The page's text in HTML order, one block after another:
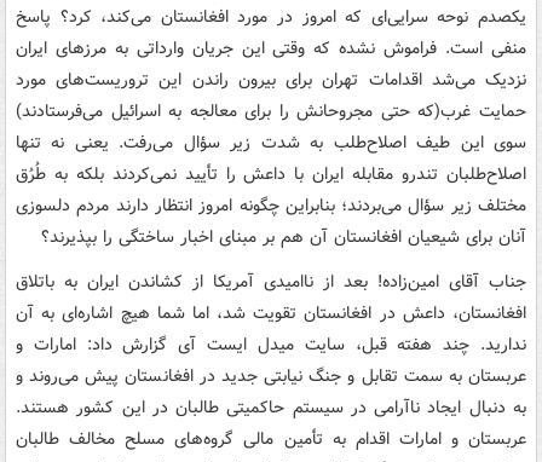
یکصدم نوحه سرایی‌ای که امروز در مورد افغانستان می‌کند، کرد؟ پاسخ
منفی است. فراموش نشده که وقتی این جریان وارداتی به مرزهای ایران
نزدیک می‌شد اقدامات تهران برای بیرون راندن این تروریست‌های مورد
حمایت غرب(که حتی مجروحانش را برای معالجه به اسرائیل می‌فرستادند)
سوی این طیف اصلاح‌طلب به شدت زیر سؤال می‌رفت. یعنی نه تنها
اصلاح‌طلبان تندرو مقابله ایران با داعش را تأیید نمی‌کردند بلکه به طُرُق
مختلف زیر سؤال می‌بردند؛ بنابراین چگونه امروز انتظار دارند مردم دلسوزی
آنان برای شیعیان افغانستان آن هم بر مبنای اخبار ساختگی را بپذیرند؟
جناب آقای امین‌زاده! بعد از ناامیدی آمریکا از کشاندن ایران به باتلاق
افغانستان، داعش در افغانستان تقویت شد، اما شما هیچ اشاره‌ای به آن
ندارید. چند هفته قبل، سایت میدل ایست آی گزارش داد: امارات و
عربستان به سمت تقابل و جنگ نیابتی جدید در افغانستان پیش می‌روند و
به دنبال ایجاد ناآرامی در سیستم حاکمیتی طالبان در این کشور هستند.
عربستان و امارات اقدام به تأمین مالی گروه‌های مسلح مخالف طالبان